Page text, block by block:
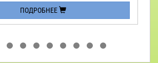
ПОДРОБНЕЕ